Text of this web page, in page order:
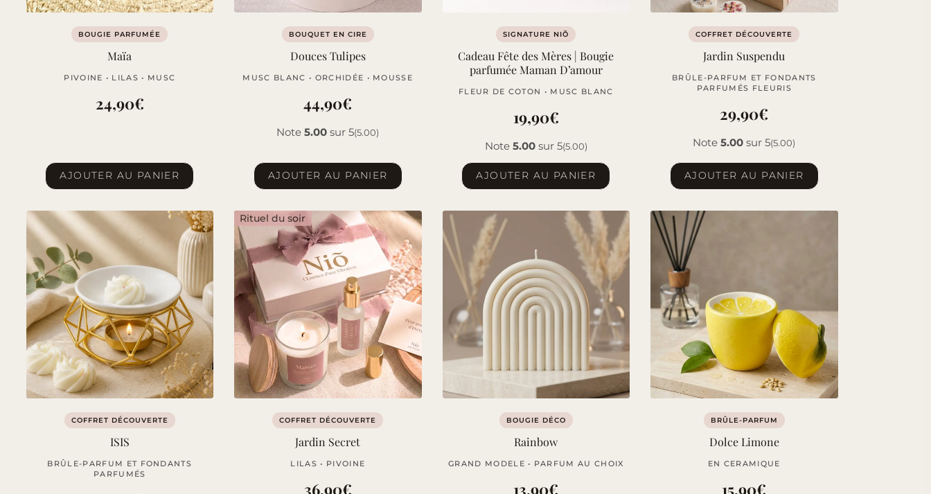
produit
BOUGIE PARFUMÉE
Maïa
PIVOINE • LILAS • MUSC
24,90€
AJOUTER AU PANIER
BOUQUET EN CIRE
Douces Tulipes
MUSC BLANC • ORCHIDÉE • MOUSSE
44,90€
Note5.00 sur 5(5.00)
AJOUTER AU PANIER
SIGNATURE NIÕ
Cadeau Fête des Mères | Bougie
parfumée Maman D’amour
FLEUR DE COTON • MUSC BLANC
19,90€
Note 5.00sur 5(5.00)
AJOUTER AU PANIER
COFFRET DÉCOUVERTE
Jardin Suspendu
BRÛLE-PARFUM ET FONDANTS
PARFUMÉS FLEURIS
29,90€
Note5.00 sur 5(5.00)
AJOUTER AU PANIER
COFFRET DÉCOUVERTE
ISIS
BRÛLE-PARFUM ET FONDANTS
PARFUMÉS
Rituel du soir
COFFRET DÉCOUVERTE
Jardin Secret
LILAS • PIVOINE
36,90€
BOUGIE DÉCO
Rainbow
GRAND MODELE • PARFUM AU CHOIX
13,90€
BRÛLE-PARFUM
Dolce Limone
EN CERAMIQUE
15,90€